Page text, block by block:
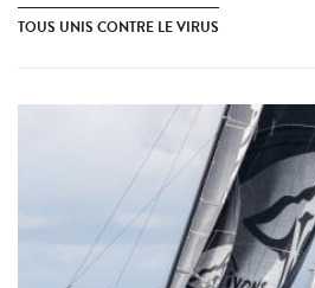
TOUS UNIS CONTRE LE VIRUS